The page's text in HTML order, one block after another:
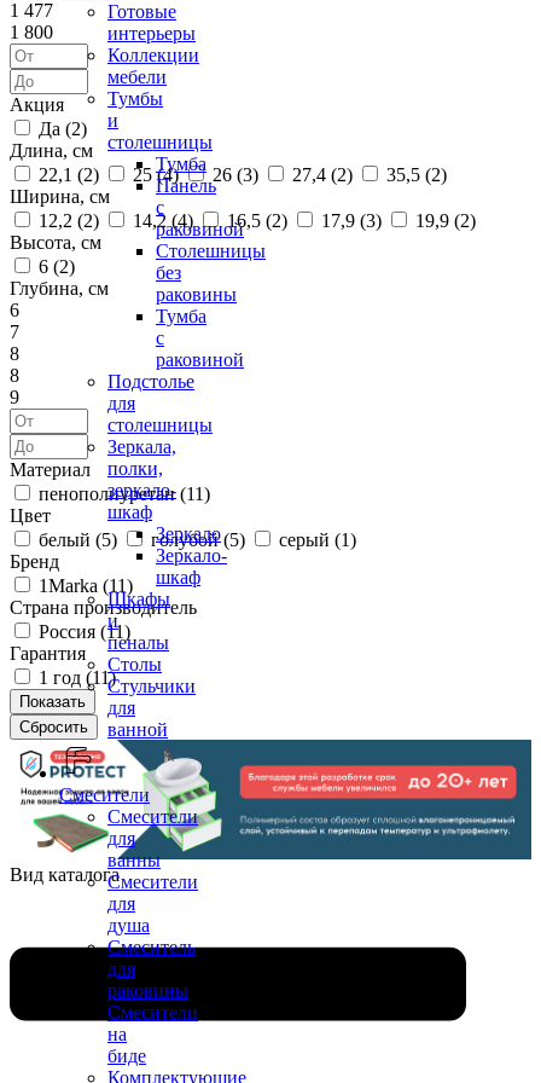
Готовые
интерьеры
Коллекции
мебели
Тумбы
и
столешницы
Тумба
Панель
с
раковиной
Столешницы
без
раковины
Тумба
с
раковиной
Подстолье
для
столешницы
Зеркала,
полки,
зеркало-
шкаф
Зеркало
Зеркало-
шкаф
Шкафы
и
пеналы
Столы
Стульчики
для
ванной
Смесители
Смесители
для
ванны
Смесители
для
душа
Смеситель
для
раковины
Смесители
на
биде
Комплектующие
1 477
1 800
Акция
Да (2)
Длина, см
22,1 (2) 25 (4) 26 (3) 27,4 (2) 35,5 (2)
Ширина, см
12,2 (2) 14,2 (4) 16,5 (2) 17,9 (3) 19,9 (2)
Высота, см
6 (2)
Глубина, см
6
7
8
8
9
Материал
пенополиуретан (11)
Цвет
белый (5) голубой (5) серый (1)
Бренд
1Marka (11)
Страна производитель
Россия (11)
Гарантия
1 год (11)
Вид каталога